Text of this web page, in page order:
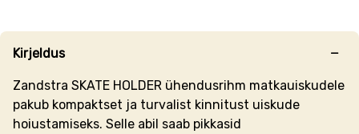
Kirjeldus
Zandstra SKATE HOLDER ühendusrihm matkauiskudele
pakub kompaktset ja turvalist kinnitust uiskude
hoiustamiseks. Selle abil saab pikkasid